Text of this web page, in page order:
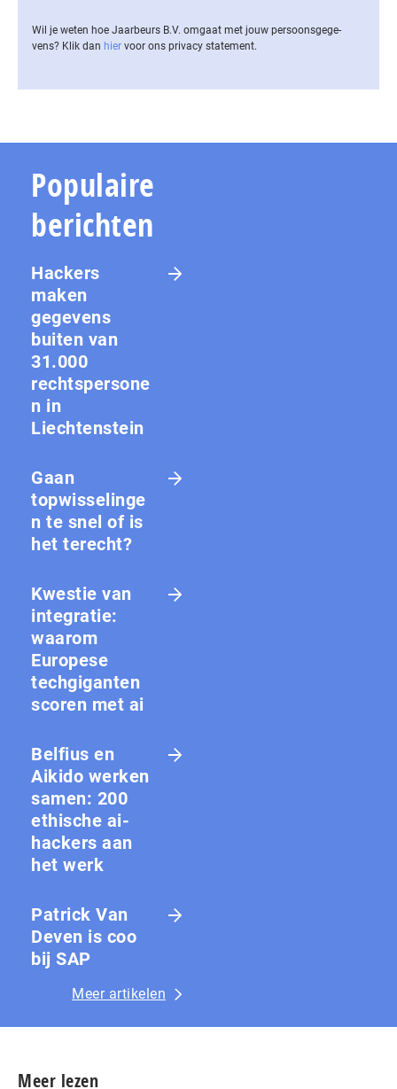
Wil je weten hoe Jaarbeurs B.V. omgaat met jouw per­soons­ge­ge­
vens? Klik dan hier voor ons privacy statement.
Populaire
berichten
Hackers
maken
gegevens
buiten van
31.000
rechtspersone
n in
Liechtenstein
Gaan
topwisselinge
n te snel of is
het terecht?
Kwestie van
integratie:
waarom
Europese
techgiganten
scoren met ai
Belfius en
Aikido werken
samen: 200
ethische ai-
hackers aan
het werk
Patrick Van
Deven is coo
bij SAP
Meer artikelen
Meer lezen